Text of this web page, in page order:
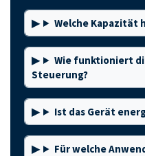
Welche Kapazität
Wie funktioniert
Steuerung?
Ist das Gerät
Für welche